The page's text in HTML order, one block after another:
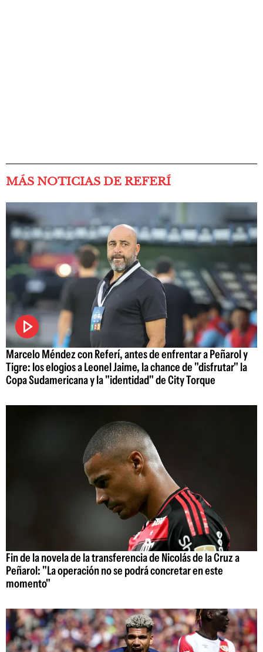
MÁS NOTICIAS DE REFERÍ
Marcelo Méndez con Referí, antes de enfrentar a Peñarol y
Tigre: los elogios a Leonel Jaime, la chance de "disfrutar" la
Copa Sudamericana y la "identidad" de City Torque
Fin de la novela de la transferencia de Nicolás de la Cruz a
Peñarol: "La operación no se podrá concretar en este
momento"